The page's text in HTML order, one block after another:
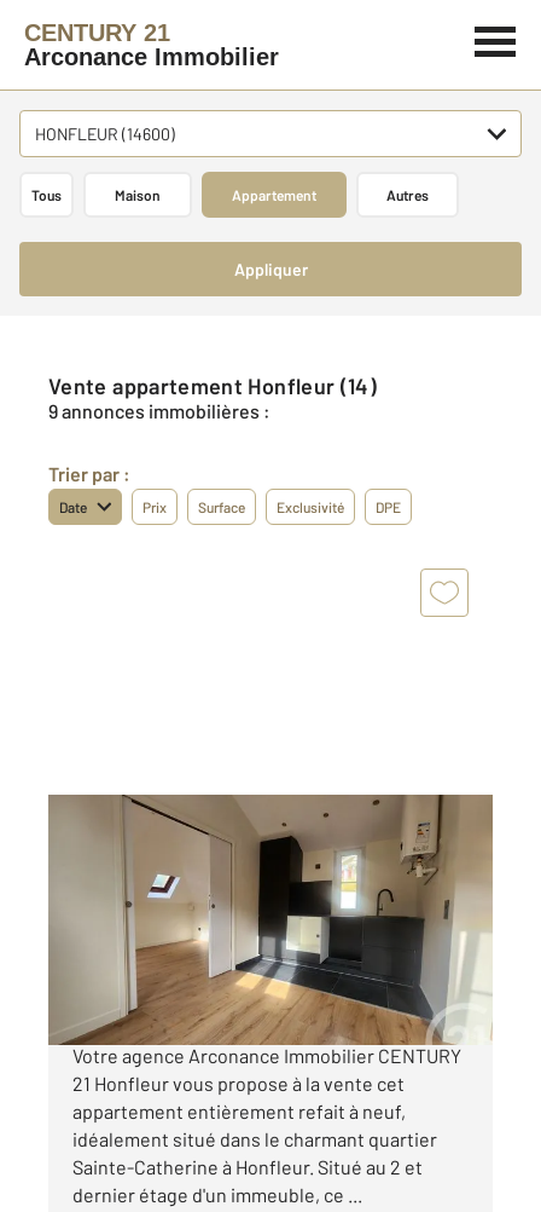
CENTURY 21
Arconance Immobilier
HONFLEUR (14600)
Tous Maison Appartement Autres
Appliquer
Vente appartement Honfleur (14)
9 annonces immobilières :
Trier par :
Date Prix Surface Exclusivité DPE
HONFLEUR 14
Appartement à vendre
233 200 €
HONFLEUR QUARTIER SAINTE-CATHERINE
Votre agence Arconance Immobilier CENTURY
21 Honfleur vous propose à la vente cet
appartement entièrement refait à neuf,
idéalement situé dans le charmant quartier
Sainte-Catherine à Honfleur. Situé au 2 et
dernier étage d'un immeuble, ce ...